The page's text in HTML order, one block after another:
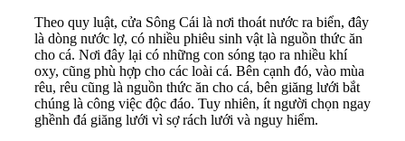
Theo quy luật, cửa Sông Cái là nơi thoát nước ra biển, đây
là dòng nước lợ, có nhiều phiêu sinh vật là nguồn thức ăn
cho cá. Nơi đây lại có những con sóng tạo ra nhiều khí
oxy, cũng phù hợp cho các loài cá. Bên cạnh đó, vào mùa
rêu, rêu cũng là nguồn thức ăn cho cá, bên giăng lưới bắt
chúng là công việc độc đáo. Tuy nhiên, ít người chọn ngay
ghềnh đá giăng lưới vì sợ rách lưới và nguy hiểm.